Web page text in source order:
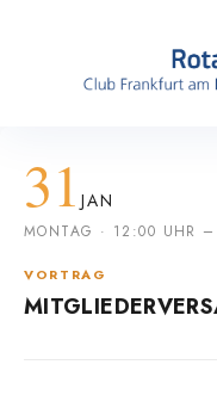
31 JAN
MONTAG · 12:00 UHR
VORTRAG